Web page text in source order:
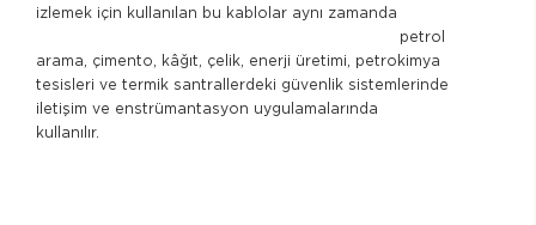
izlemek için kullanılan bu kablolar aynı zamanda
petrol
arama, çimento, kâğıt, çelik, enerji üretimi, petrokimya
tesisleri ve termik santrallerdeki güvenlik sistemlerinde
iletişim ve enstrümantasyon uygulamalarında
kullanılır.